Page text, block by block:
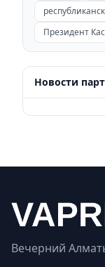
Президент
Новости
Вечерний